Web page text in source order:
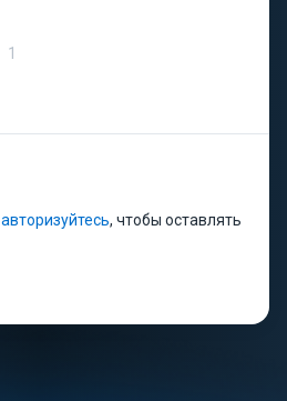
1
авторизуйтесь, чтобы оставлять